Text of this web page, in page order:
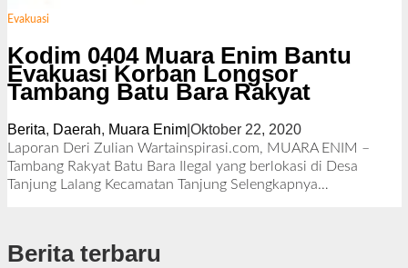
Evakuasi
Kodim 0404 Muara Enim Bantu
Evakuasi Korban Longsor
Tambang Batu Bara Rakyat
Berita, Daerah, Muara Enim| Oktober 22, 2020o
l
e
h
Laporan Deri Zulian Wartainspirasi.com, MUARA ENIM –
Tambang Rakyat Batu Bara Ilegal yang berlokasi di Desa
Tanjung Lalang Kecamatan Tanjung Selengkapnya…
Berita terbaru